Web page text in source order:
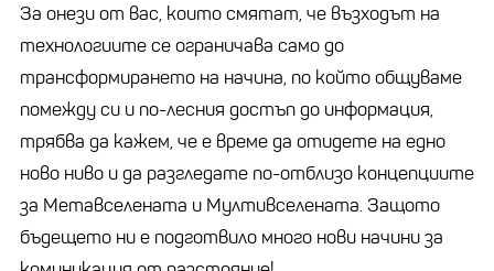
За онези от вас, които смятат, че възходът на
технологиите се ограничава само до
трансформирането на начина, по който общуваме
помежду си и по-лесния достъп до информация,
трябва да кажем, че е време да отидете на едно
ново ниво и да разгледате по-отблизо концепциите
за Метавселената и Мултивселената. Защото
бъдещето ни е подготвило много нови начини за